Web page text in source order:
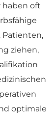
haben oft
Patienten,
ziehen,
optimale